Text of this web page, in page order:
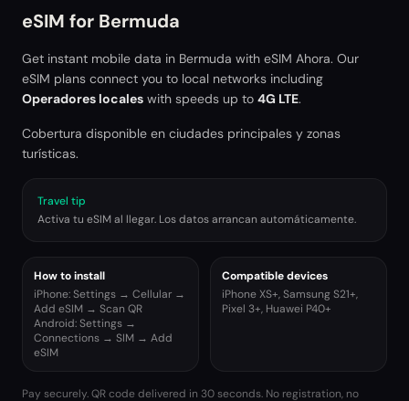
eSIM for Bermuda
Get instant mobile data in Bermuda with eSIM Ahora. Our
eSIM plans connect you to local networks including
Operadores locales with speeds up to 4G LTE.
Cobertura disponible en ciudades principales y zonas
turísticas.
Travel tip
Activa tu eSIM al llegar. Los datos arrancan automáticamente.
How to install
iPhone: Settings → Cellular →
Add eSIM → Scan QR
Android: Settings →
Connections → SIM → Add
eSIM
Compatible devices
iPhone XS+, Samsung S21+,
Pixel 3+, Huawei P40+
Pay securely. QR code delivered in 30 seconds. No registration, no